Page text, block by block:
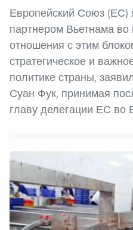
Европейский Союз (ЕС)
партнером Вьетнама во
отношения с этим
стратегическое и
политике страны,
Суан Фук, принимая
главу делегации ЕС во